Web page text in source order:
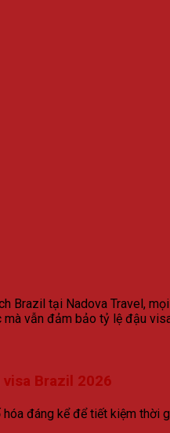
Brazil tại Nadova Travel,
vẫn đảm bảo tỷ lệ đậu
Brazil 2026
đáng kể để tiết kiệm thời